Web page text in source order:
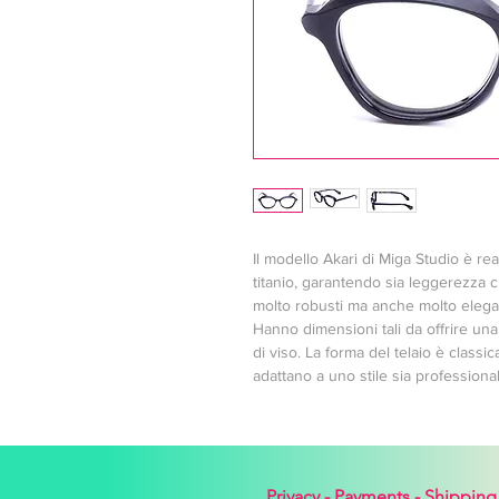
Il modello Akari di Miga Studio è
titanio, garantendo sia leggerezza
molto robusti ma anche molto
Hanno dimensioni tali da offrire
di viso. La forma del telaio è
adattano a uno stile sia